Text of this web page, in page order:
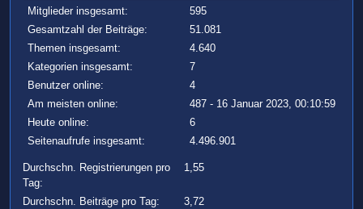
Mitglieder insgesamt:
595
Gesamtzahl der Beiträge:
51.081
Themen insgesamt:
4.640
Kategorien insgesamt:
7
Benutzer online:
4
Am meisten online:
487 - 16 Januar 2023, 00:10:59
Heute online:
6
Seitenaufrufe insgesamt:
4.496.901
Durchschn. Registrierungen pro
Tag:
1,55
Durchschn. Beiträge pro Tag:
3,72